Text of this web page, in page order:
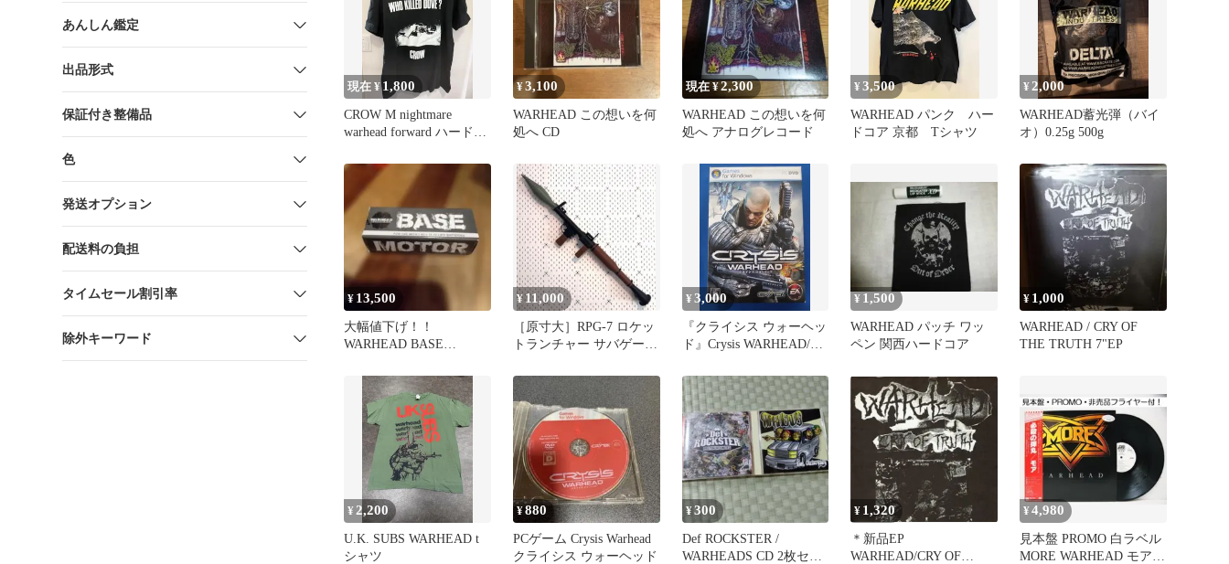
あんしん鑑定
出品形式
保証付き整備品
色
発送オプション
配送料の負担
タイムセール割引率
除外キーワード
現在 ¥1,800
CROW M nightmare
warhead forward ハードコ
¥3,100
WARHEAD この想いを何
処へ CD
現在 ¥2,300
WARHEAD この想いを何
処へ アナログレコード
¥3,500
WARHEAD パンク ハー
ドコア 京都 Tシャツ
¥ 2,000
WARHEAD蓄光弾（バイ
オ）0.25g 500g
¥ 13,500
大幅値下げ！！
WARHEAD BASE
¥11,000
［原寸大］RPG-7 ロケッ
トランチャー サバゲー
¥3,000
『クライシス ウォーヘッ
ド』Crysis WARHEAD/日
¥ 1,500
WARHEAD パッチ ワッ
ペン 関西ハードコア
¥ 1,000
WARHEAD / CRY OF
THE TRUTH 7"EP
¥ 2,200
U.K. SUBS WARHEAD t
シャツ
¥880
PCゲーム Crysis Warhead
クライシス ウォーヘッド
¥300
Def ROCKSTER /
WARHEADS CD 2枚セッ
¥ 1,320
＊新品EP
WARHEAD/CRY OF
¥4,980
見本盤 PROMO 白ラベル
MORE WARHEAD モア